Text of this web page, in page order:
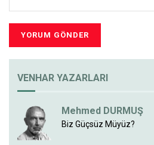
VENHAR YAZARLARI
Mehmed DURMUŞ
Biz Güçsüz Müyüz?